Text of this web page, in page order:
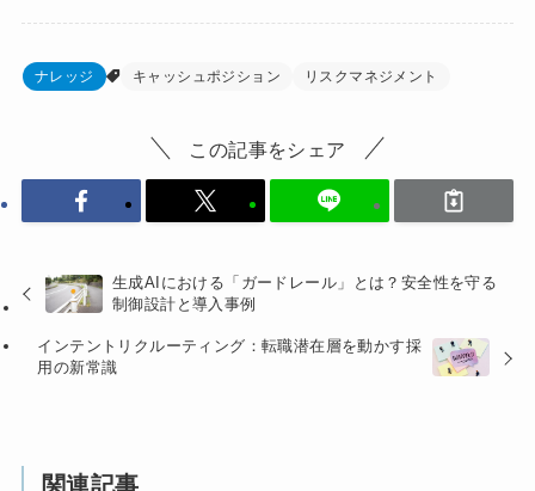
ナレッジ キャッシュポジション リスクマネジメント
この記事をシェア
生成AIにおける「ガードレール」とは？安全性を守る
制御設計と導入事例
インテントリクルーティング：転職潜在層を動かす採
用の新常識
関連記事